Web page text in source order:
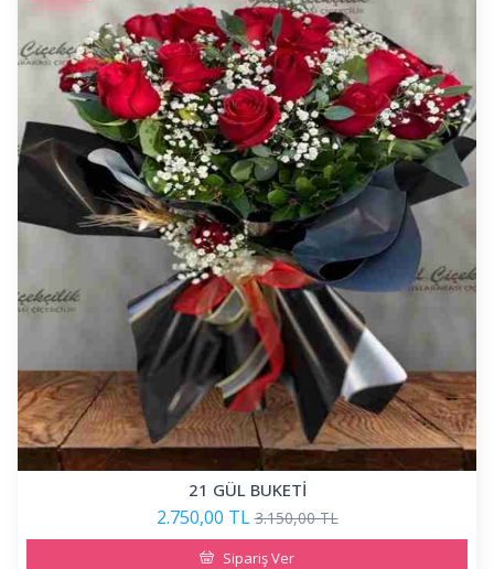
21 GÜL BUKETİ
2.750,00 TL 3.150,00 TL
Sipariş Ver